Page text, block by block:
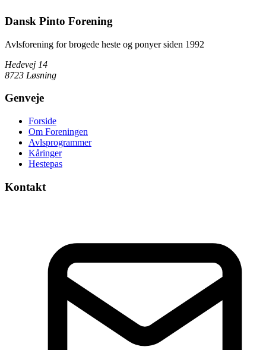
Dansk Pinto Forening
Avlsforening for brogede heste og ponyer siden 1992
Hedevej 14
8723 Løsning
Genveje
Forside
Om Foreningen
Avlsprogrammer
Kåringer
Hestepas
Kontakt